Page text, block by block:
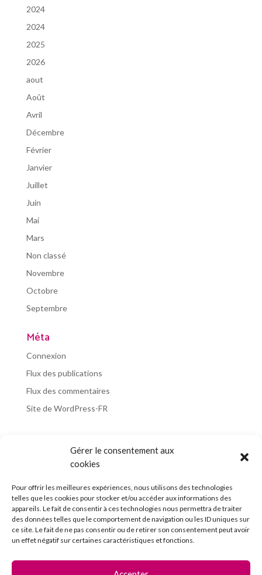
Gérer le consentement aux
cookies
Pour offrir les meilleures expériences, nous utilisons des technologies
telles que les cookies pour stocker et/ou accéder aux informations des
appareils. Le fait de consentir à ces technologies nous permettra de traiter
des données telles que le comportement de navigation ou les ID uniques sur
ce site. Le fait de ne pas consentir ou de retirer son consentement peut avoir
un effet négatif sur certaines caractéristiques et fonctions.
2024
2024
2025
2026
aout
Août
Avril
Décembre
Février
Janvier
Juillet
Juin
Mai
Mars
Non classé
Novembre
Octobre
Septembre
Méta
Connexion
Flux des publications
Flux des commentaires
Site de WordPress-FR
Téléchargez l’appli du Saint-Affricain
Découvrez l’Imprimerie Nouvelle